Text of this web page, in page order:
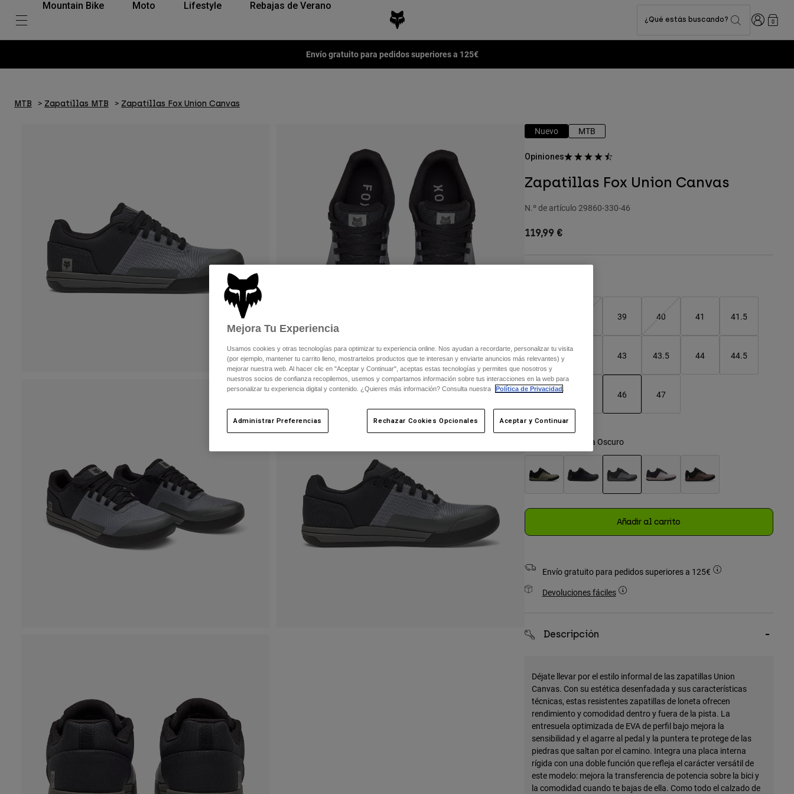
Mountain Bike Moto Lifestyle Rebajas de Verano
¿Qué estás buscando? Iniciar0
Envío gratuito para pedidos superiores a 125€
MTB Zapatillas MTB Zapatillas Fox Union Canvas
Nuevo MTB
Opiniones
Zapatillas Fox Union Canvas
N.º de artículo 29860-330-46
119,99 €
39 40 41 41.5
42 43 43.5 44 44.5
45 46 47
Gris Sombra Oscuro
Añadir al carrito
Envío gratuito para pedidos superiores a 125€
Devoluciones fáciles
Descripción
Déjate llevar por el estilo informal de las zapatillas Union
Canvas. Con su estética desenfadada y sus características
técnicas, estas resistentes zapatillas de loneta ofrecen
rendimiento y comodidad dentro y fuera de la pista. La
entresuela optimizada de EVA de perfil bajo mejora la
sensibilidad y el agarre al pedal y la puntera te protege de las
piedras que saltan por el camino. Integra una placa interna
rígida con una doble función que refleja el carácter versátil de
este modelo: mejora la transferencia de potencia sobre la bici y
la comodidad cuando te bajas de ella. Como todo el calzado de
Mejora Tu Experiencia
Usamos cookies y otras tecnologías para optimizar tu experiencia online. Nos ayudan a recordarte, personalizar tu visita
(por ejemplo, mantener tu carrito lleno, mostrartelos productos que te interesan y enviarte anuncios más relevantes) y
mejorar nuestra web. Al hacer clic en "Aceptar y Continuar", aceptas estas tecnologías y permites que nosotros y
nuestros socios de confianza recopilemos, usemos y compartamos información sobre tus interacciones en la web para
personalizar tu experiencia digital y contenido. ¿Quieres más información? Consulta nuestra
Política de Privacidad .
Administrar Preferencias Rechazar Cookies Opcionales Aceptar y Continuar